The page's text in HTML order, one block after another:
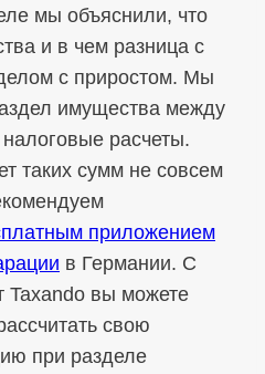
мы объяснили, что
и в чем разница с
с приростом. Мы
имущества между
расчеты.
таких сумм не совсем
приложением
в Германии. С
Taxando вы можете
свою
при разделе